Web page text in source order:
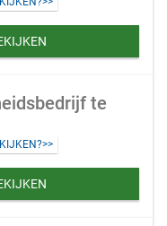
te